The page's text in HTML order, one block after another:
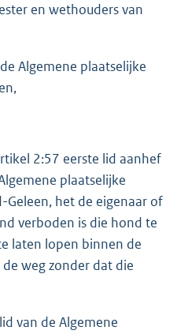
en wethouders van
Algemene plaatselijke
2:57 eerste lid aanhef
plaatselijke
het de eigenaar of
verboden is die hond te
laten lopen binnen de
weg zonder dat die
van de Algemene